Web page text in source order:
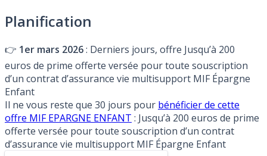
Planification
👉 1er mars 2026: Derniers jours, offre Jusqu’à 200
euros de prime offerte versée pour toute souscription
d’un contrat d’assurance vie multisupport MIF Épargne
Enfant
Il ne vous reste que 30 jours pour bénéficier de cette
offre MIF EPARGNE ENFANT : Jusqu’à 200 euros de prime
offerte versée pour toute souscription d’un contrat
d’assurance vie multisupport MIF Épargne Enfant